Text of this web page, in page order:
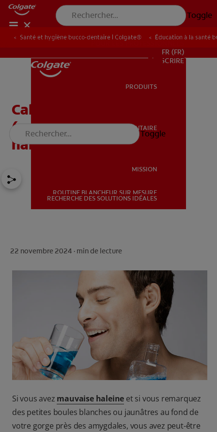
Toggle
SANTÉ BUCCO-DENTAIRE
POUR LES PROFESSIONNELS
S’INSCRIRE
POUR LES PROFESSIONNELS
FR (FR)
S’INSCRIRE
PRODUITS
SANTÉ BUCCO-DENTAIRE
MISSION
ROUTINE BLANCHEUR SUR MESURE
RECHERCHE DES SOLUTIONS IDÉALES
Toggle
Santé et hygiène bucco-dentaire | Colgate® Éducation à la santé
Calculs amygdaliens
(caséum) et mauvaise
haleine
22 novembre 2024 · min de lecture
Si vous avez mauvaise haleine et si vous remarquez
des petites boules blanches ou jaunâtres au fond de
votre gorge près des amygdales, vous avez peut-être